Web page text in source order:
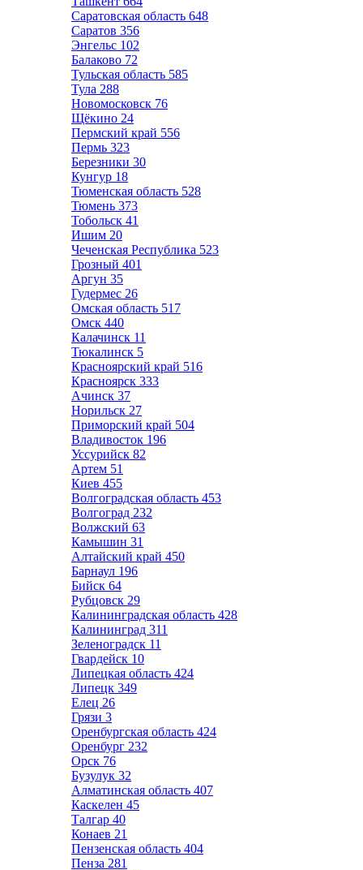
Саратовская область 648
Саратов 356
Энгельс 102
Балаково 72
Тульская область 585
Тула 288
Новомосковск 76
Щёкино 24
Пермский край 556
Пермь 323
Березники 30
Кунгур 18
Тюменская область 528
Тюмень 373
Тобольск 41
Ишим 20
Чеченская Республика 523
Грозный 401
Аргун 35
Гудермес 26
Омская область 517
Омск 440
Калачинск 11
Тюкалинск 5
Красноярский край 516
Красноярск 333
Ачинск 37
Норильск 27
Приморский край 504
Владивосток 196
Уссурийск 82
Артем 51
Киев 455
Волгоградская область 453
Волгоград 232
Волжский 63
Камышин 31
Алтайский край 450
Барнаул 196
Бийск 64
Рубцовск 29
Калининградская область 428
Калининград 311
Зеленоградск 11
Гвардейск 10
Липецкая область 424
Липецк 349
Елец 26
Грязи 3
Оренбургская область 424
Оренбург 232
Орск 76
Бузулук 32
Алматинская область 407
Каскелен 45
Талгар 40
Конаев 21
Пензенская область 404
Пенза 281